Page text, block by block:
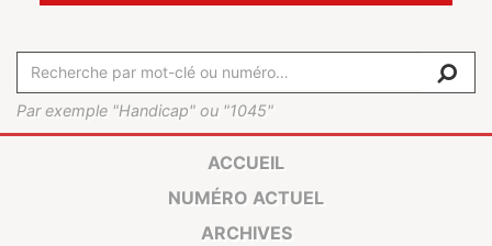
Par exemple "Handicap" ou "1045"
ACCUEIL
NUMÉRO ACTUEL
ARCHIVES